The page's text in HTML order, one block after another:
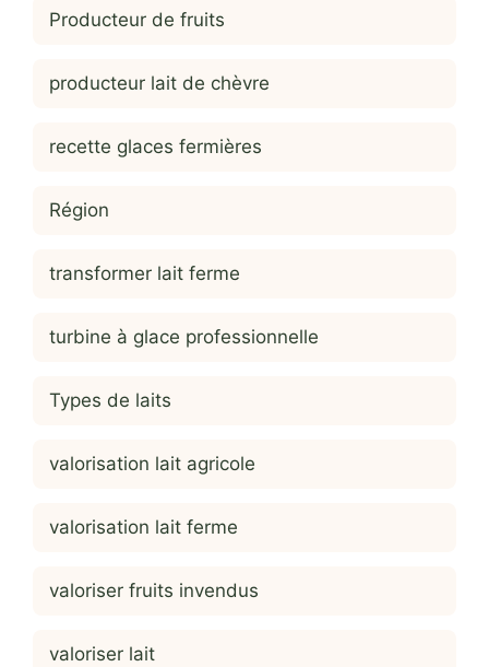
Producteur de fruits
producteur lait de chèvre
recette glaces fermières
Région
transformer lait ferme
turbine à glace professionnelle
Types de laits
valorisation lait agricole
valorisation lait ferme
valoriser fruits invendus
valoriser lait